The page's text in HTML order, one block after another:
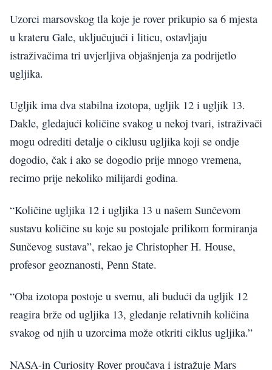
Uzorci marsovskog tla koje je rover prikupio sa 6 mjesta
u krateru Gale, uključujući i liticu, ostavljaju
istraživačima tri uvjerljiva objašnjenja za podrijetlo
ugljika.
Ugljik ima dva stabilna izotopa, ugljik 12 i ugljik 13.
Dakle, gledajući količine svakog u nekoj tvari, istraživači
mogu odrediti detalje o ciklusu ugljika koji se ondje
dogodio, čak i ako se dogodio prije mnogo vremena,
recimo prije nekoliko milijardi godina.
“Količine ugljika 12 i ugljika 13 u našem Sunčevom
sustavu količine su koje su postojale prilikom formiranja
Sunčevog sustava”, rekao je Christopher H. House,
profesor geoznanosti, Penn State.
“Oba izotopa postoje u svemu, ali budući da ugljik 12
reagira brže od ugljika 13, gledanje relativnih količina
svakog od njih u uzorcima može otkriti ciklus ugljika.”
NASA-in Curiosity Rover proučava i istražuje Mars